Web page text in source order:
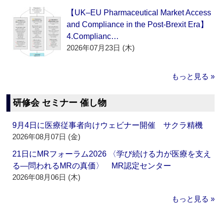
【UK–EU Pharmaceutical Market Access
and Compliance in the Post-Brexit Era】
4.Complianc…
2026年07月23日 (木)
もっと見る »
研修会 セミナー 催し物
9月4日に医療従事者向けウェビナー開催 サクラ精機
2026年08月07日 (金)
21日にMRフォーラム2026 〈学び続ける力が医療を支え
る―問われるMRの真価〉 MR認定センター
2026年08月06日 (木)
もっと見る »